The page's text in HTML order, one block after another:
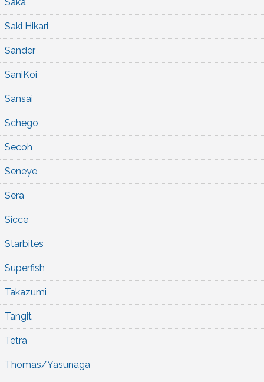
Saki Hikari
Sander
SaniKoi
Sansai
Schego
Secoh
Seneye
Sera
Sicce
Starbites
Superfish
Takazumi
Tangit
Tetra
Thomas/Yasunaga